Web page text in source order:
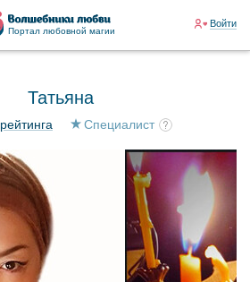
Портал любовной магии
Войти
Татьяна
Специалист
рейтинга